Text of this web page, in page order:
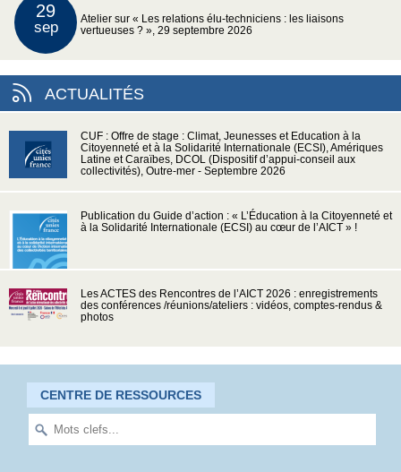
29
sep
Atelier sur « Les relations élu-techniciens : les liaisons
vertueuses ? », 29 septembre 2026
ACTUALITÉS
CUF : Offre de stage : Climat, Jeunesses et Education à la
Citoyenneté et à la Solidarité Internationale (ECSI), Amériques
Latine et Caraïbes, DCOL (Dispositif d’appui-conseil aux
collectivités), Outre-mer - Septembre 2026
Publication du Guide d’action : « L’Éducation à la Citoyenneté et
à la Solidarité Internationale (ECSI) au cœur de l’AICT » !
Les ACTES des Rencontres de l’AICT 2026 : enregistrements
des conférences /réunions/ateliers : vidéos, comptes-rendus &
photos
CENTRE DE RESSOURCES